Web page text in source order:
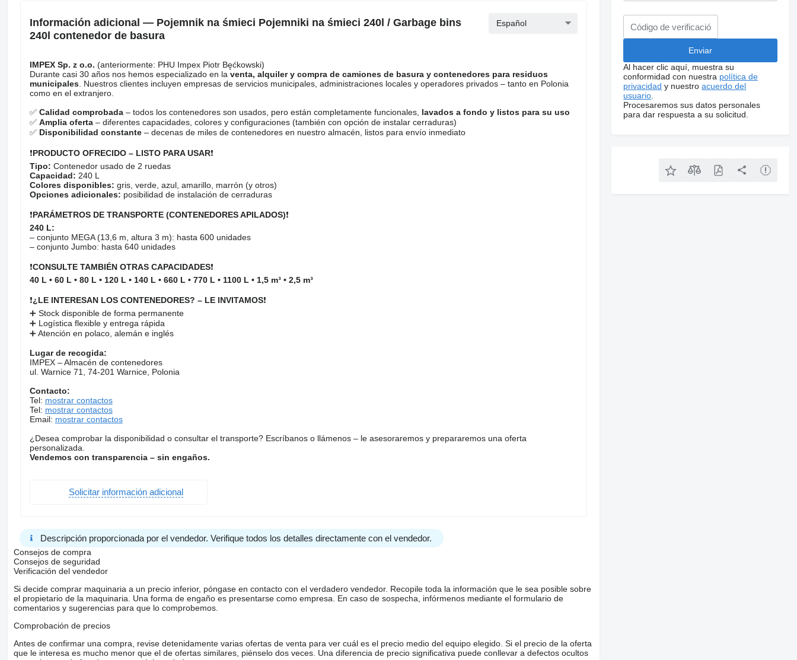
Información adicional — Pojemnik na śmieci Pojemniki na śmieci 240l / Garbage bins
240l contenedor de basura
Español
IMPEX Sp. z o.o. (anteriormente: PHU Impex Piotr Bęćkowski)
Durante casi 30 años nos hemos especializado en la venta, alquiler y compra de camiones de basura y contenedores para residuos
municipales. Nuestros clientes incluyen empresas de servicios municipales, administraciones locales y operadores privados – tanto en Polonia
como en el extranjero.
✅ Calidad comprobada– todos los contenedores son usados, pero están completamente funcionales, lavados a fondo y listos para su uso
✅ Amplia oferta– diferentes capacidades, colores y configuraciones (también con opción de instalar cerraduras)
✅ Disponibilidad constante– decenas de miles de contenedores en nuestro almacén, listos para envío inmediato
❗PRODUCTO OFRECIDO – LISTO PARA USAR❗
Tipo: Contenedor usado de 2 ruedas
Capacidad: 240 L
Colores disponibles: gris, verde, azul, amarillo, marrón (y otros)
Opciones adicionales: posibilidad de instalación de cerraduras
❗PARÁMETROS DE TRANSPORTE (CONTENEDORES APILADOS)❗
240 L:
– conjunto MEGA (13,6 m, altura 3 m): hasta 600 unidades
– conjunto Jumbo: hasta 640 unidades
❗CONSULTE TAMBIÉN OTRAS CAPACIDADES❗
40 L • 60 L • 80 L • 120 L • 140 L • 660 L • 770 L • 1100 L • 1,5 m³ • 2,5 m³
❗¿LE INTERESAN LOS CONTENEDORES? – LE INVITAMOS❗
➕ Stock disponible de forma permanente
➕ Logística flexible y entrega rápida
➕ Atención en polaco, alemán e inglés
Lugar de recogida:
IMPEX – Almacén de contenedores
ul. Warnice 71, 74-201 Warnice, Polonia
Contacto:
Tel: mostrar contactos
Tel: mostrar contactos
Email: mostrar contactos
¿Desea comprobar la disponibilidad o consultar el transporte? Escríbanos o llámenos – le asesoraremos y prepararemos una oferta
personalizada.
Vendemos con transparencia – sin engaños.
Solicitar información adicional
Descripción proporcionada por el vendedor. Verifique todos los detalles directamente con el vendedor.
Consejos de compra
Consejos de seguridad
Verificación del vendedor
Si decide comprar maquinaria a un precio inferior, póngase en contacto con el verdadero vendedor. Recopile toda la información que le sea posible sobre
el propietario de la maquinaria. Una forma de engaño es presentarse como empresa. En caso de sospecha, infórmenos mediante el formulario de
comentarios y sugerencias para que lo comprobemos.
Comprobación de precios
Antes de confirmar una compra, revise detenidamente varias ofertas de venta para ver cuál es el precio medio del equipo elegido. Si el precio de la oferta
que le interesa es mucho menor que el de ofertas similares, piénselo dos veces. Una diferencia de precio significativa puede conllevar a defectos ocultos
Al hacer clic aquí, muestra su
conformidad con nuestra política de
privacidad y nuestroacuerdo del
usuario
Procesaremos sus datos personales
para dar respuesta a su solicitud.